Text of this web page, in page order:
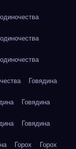
Говядина
Говядина
Говядина
Горох Горох